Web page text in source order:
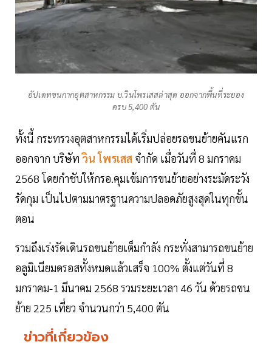
อัปเดทขนกากอุตสาหกรรม บ.วินโพรเสสล่าสุด ออกจากพื้นที่ระยอง
ครบ 5,400 ตัน
ทั้งนี้ กระทรวงอุตสาหกรรมได้เริ่มปล่อยรถขนย้ายคันแรก
ออกจาก บริษัทวิน โพรเสส จำกัด เมื่อวันที่ 8 มกราคม
2568 โดยกำชับให้กรอ.คุมเข้มการขนย้ายอย่างระมัดระวัง
รัดกุม เป็นไปตามมาตรฐานความปลอดภัยสูงสุดในทุกขั้น
ตอน
รวมถึงเร่งรัดเดินรถขนย้ายเต็มกำลัง กระทั่งสามารถขนย้าย
อลูมิเนียมดรอสทั้งหมดแล้วเสร็จ 100% ตั้งแต่วันที่ 8
มกราคม-1 มีนาคม 2568 รวมระยะเวลา 46 วัน ด้วยรถขน
ย้าย 225 เที่ยว จำนวนกว่า 5,400 ตัน
ข่าวที่เกี่ยวข้อง